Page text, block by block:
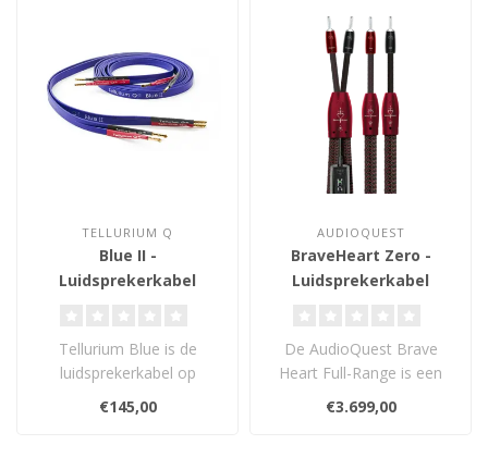
TELLURIUM Q
Blue II -
Luidsprekerkabel
Tellurium Blue is de
luidsprekerkabel op
ontworpen als aanvu..
€145,00
AUDIOQUEST
BraveHeart Zero -
Luidsprekerkabel
De AudioQuest Brave
Heart Full-Range is een
met ZERO-T..
€3.699,00